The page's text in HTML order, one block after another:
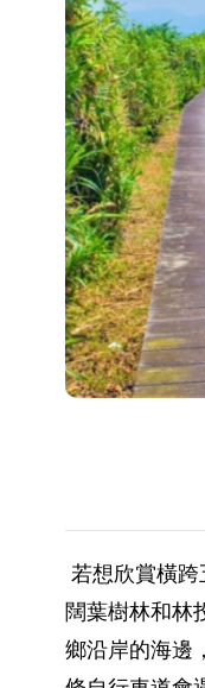
若想欣賞橫跨
闊葉樹林和林
鄉沿岸的海邊